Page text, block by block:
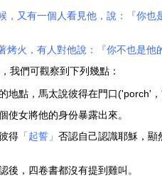
，又有一個人看見他，說：『你
烤火，有人對他說：『你不也是
我們可觀察到下列幾點：
地點，馬太說彼得在門口('porch'
使女將他的身份暴露出來。
得 「起誓」否認自己認識耶穌，顯
後，四卷書都沒有提到雞叫。